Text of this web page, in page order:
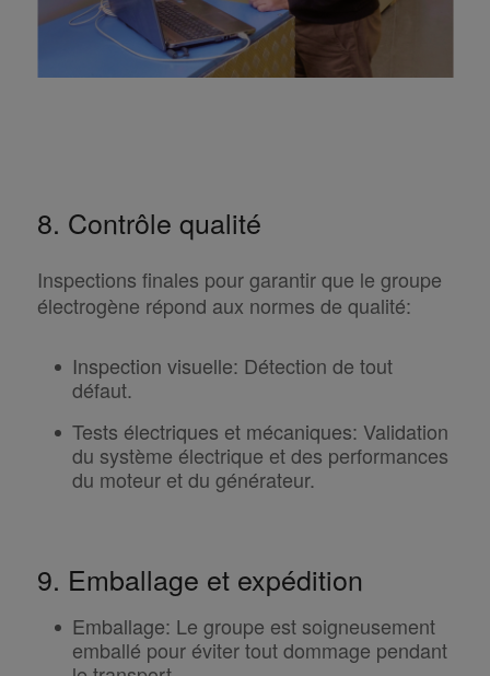
8. Contrôle qualité
Inspections finales pour garantir que le groupe
électrogène répond aux normes de qualité:
Inspection visuelle: Détection de tout
défaut.
Tests électriques et mécaniques: Validation
du système électrique et des performances
du moteur et du générateur.
9. Emballage et expédition
Emballage: Le groupe est soigneusement
emballé pour éviter tout dommage pendant